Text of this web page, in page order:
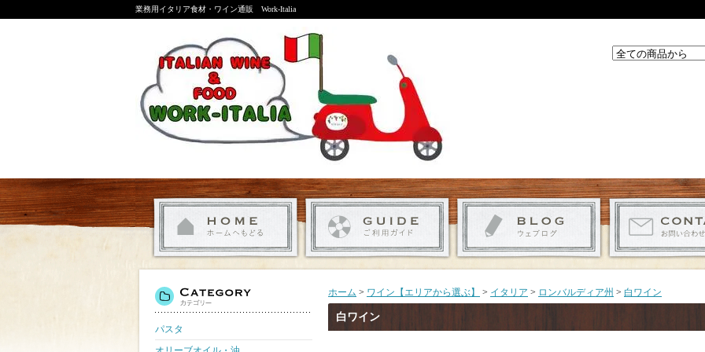
業務用イタリア食材・ワイン通販 Work-Italia
パスタ
ホーム > ワイン【エリアから選ぶ】 > イタリア > ロンバルディア州 > 白ワイン
白ワイン